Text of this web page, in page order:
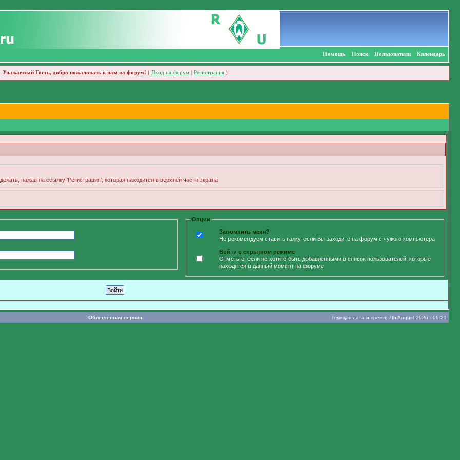
Помощь Поиск Пользователи Календарь
Уважаемый Гость, добро пожаловать к нам на форум! ( Вход на форум| Регистрация)
нажав на ссылку 'Регистрация', которая находится в верхней части экрана
Опции
Запомнить меня?
Не рекомендуем ставить галку, если Вы заходите на форум с чужого компьютера
Войти в скрытном режиме
Отметьте, если не хотите быть добавленными в список пользователей, которые
находятся в данный момент на форуме
Облегчённая версия Текущая дата и время: 7th August 2026 - 09:21